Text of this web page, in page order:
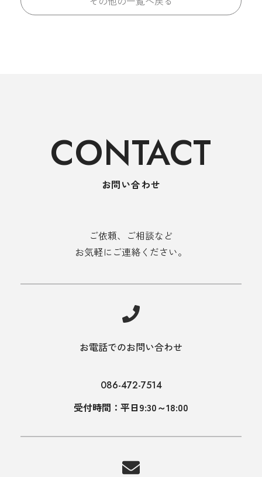
CONTACT
お問い合わせ
ご依頼、ご相談など
お気軽にご連絡ください。
お電話でのお問い合わせ
086-472-7514
受付時間：平日9:30～18:00